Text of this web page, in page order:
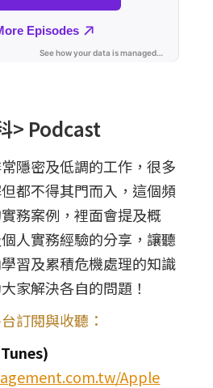
> Podcast
隱密及低調的工作，很多
都不得其門而入，這個頻
務案例，裡面會提及概
人實務經驗的分享，讓聽
習及累積危機處理的知識
家解決各自的問題！
訂閱與收聽：
Apple